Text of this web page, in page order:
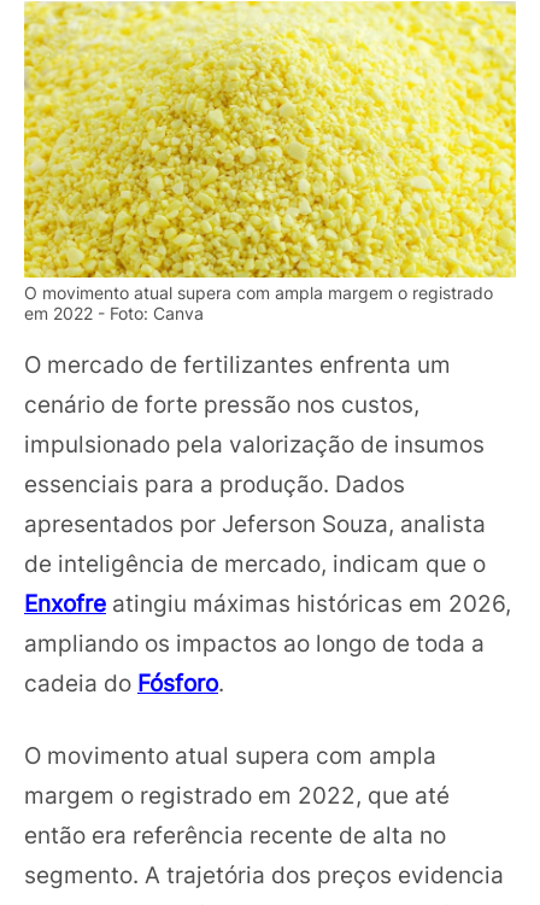
O movimento atual supera com ampla margem o registrado
em 2022 - Foto: Canva
O mercado de fertilizantes enfrenta um
cenário de forte pressão nos custos,
impulsionado pela valorização de insumos
essenciais para a produção. Dados
apresentados por Jeferson Souza, analista
de inteligência de mercado, indicam que o
Enxofre atingiu máximas históricas em 2026,
ampliando os impactos ao longo de toda a
cadeia do Fósforo.
O movimento atual supera com ampla
margem o registrado em 2022, que até
então era referência recente de alta no
segmento. A trajetória dos preços evidencia